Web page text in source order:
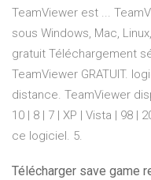
TeamViewer est ...
sous Windows, Mac,
gratuit Téléchargement
TeamViewer GRATUIT.
distance. TeamViewer
10 | 8 | 7 | XP | Vista | 98 |
ce logiciel. 5.
Télécharger save game